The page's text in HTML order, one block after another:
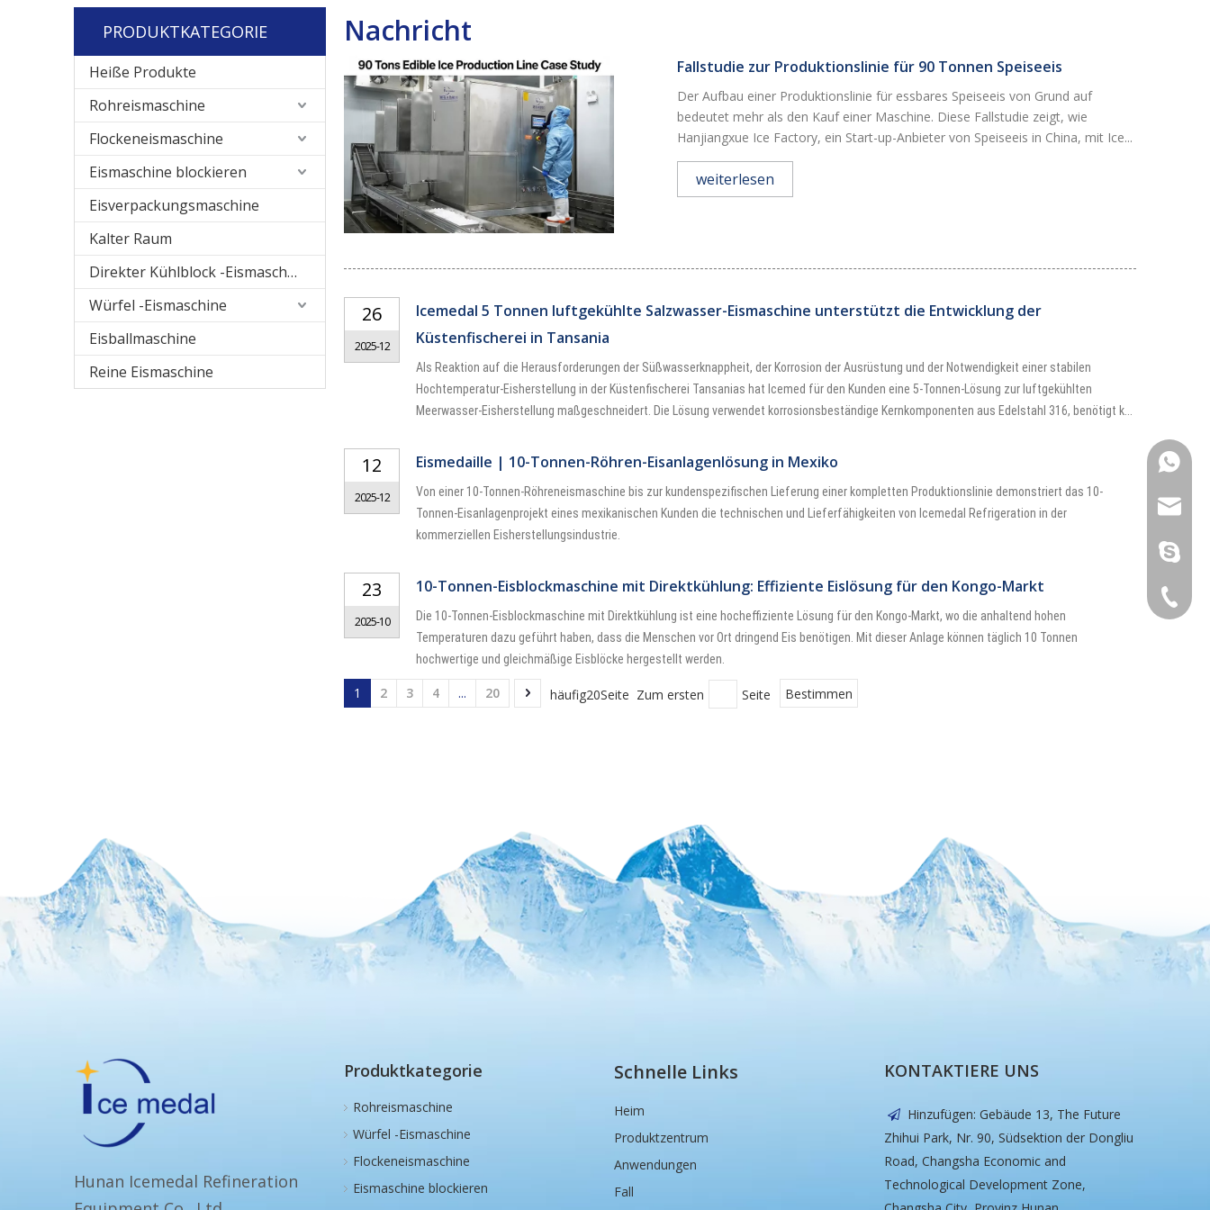
PRODUKTKATEGORIE
Heiße Produkte
Rohreismaschine
Flockeneismaschine
Eismaschine blockieren
Eisverpackungsmaschine
Kalter Raum
Direkter Kühlblock -Eismaschine
Würfel -Eismaschine
Eisballmaschine
Reine Eismaschine
Nachricht
Fallstudie zur Produktionslinie für 90 Tonnen Speiseeis
Der Aufbau einer Produktionslinie für essbares Speiseeis von Grund auf
bedeutet mehr als den Kauf einer Maschine. Diese Fallstudie zeigt, wie
Hanjiangxue Ice Factory, ein Start-up-Anbieter von Speiseeis in China, mit Ice...
weiterlesen
26
2025-12
Icemedal 5 Tonnen luftgekühlte Salzwasser-Eismaschine unterstützt die Entwicklung der
Küstenfischerei in Tansania
Als Reaktion auf die Herausforderungen der Süßwasserknappheit, der Korrosion der Ausrüstung und der Notwendigkeit einer stabilen
Hochtemperatur-Eisherstellung in der Küstenfischerei Tansanias hat Icemed für den Kunden eine 5-Tonnen-Lösung zur luftgekühlten
Meerwasser-Eisherstellung maßgeschneidert. Die Lösung verwendet korrosionsbeständige Kernkomponenten aus Edelstahl 316, benötigt k...
12
2025-12
Eismedaille | 10-Tonnen-Röhren-Eisanlagenlösung in Mexiko
Von einer 10-Tonnen-Röhreneismaschine bis zur kundenspezifischen Lieferung einer kompletten Produktionslinie demonstriert das 10-
Tonnen-Eisanlagenprojekt eines mexikanischen Kunden die technischen und Lieferfähigkeiten von Icemedal Refrigeration in der
kommerziellen Eisherstellungsindustrie.
23
2025-10
10-Tonnen-Eisblockmaschine mit Direktkühlung: Effiziente Eislösung für den Kongo-Markt
Die 10-Tonnen-Eisblockmaschine mit Direktkühlung ist eine hocheffiziente Lösung für den Kongo-Markt, wo die anhaltend hohen
Temperaturen dazu geführt haben, dass die Menschen vor Ort dringend Eis benötigen. Mit dieser Anlage können täglich 10 Tonnen
hochwertige und gleichmäßige Eisblöcke hergestellt werden.
1 2 3 4 ... 20 häufig20Seite Zum ersten Seite Bestimmen
Hunan Icemedal Refineration
Produktkategorie
Rohreismaschine
Würfel -Eismaschine
Flockeneismaschine
Eismaschine blockieren
Schnelle Links
Heim
Produktzentrum
Anwendungen
Fall
KONTAKTIERE UNS

Hinzufügen: Gebäude 13, The Future
Zhihui Park, Nr. 90, Südsektion der Dongliu
Road, Changsha Economic and
Technological Development Zone,
+86
+86